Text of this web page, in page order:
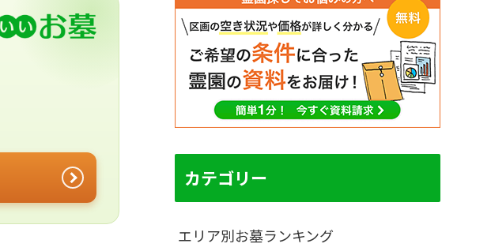
カテゴリー
エリア別お墓ランキング